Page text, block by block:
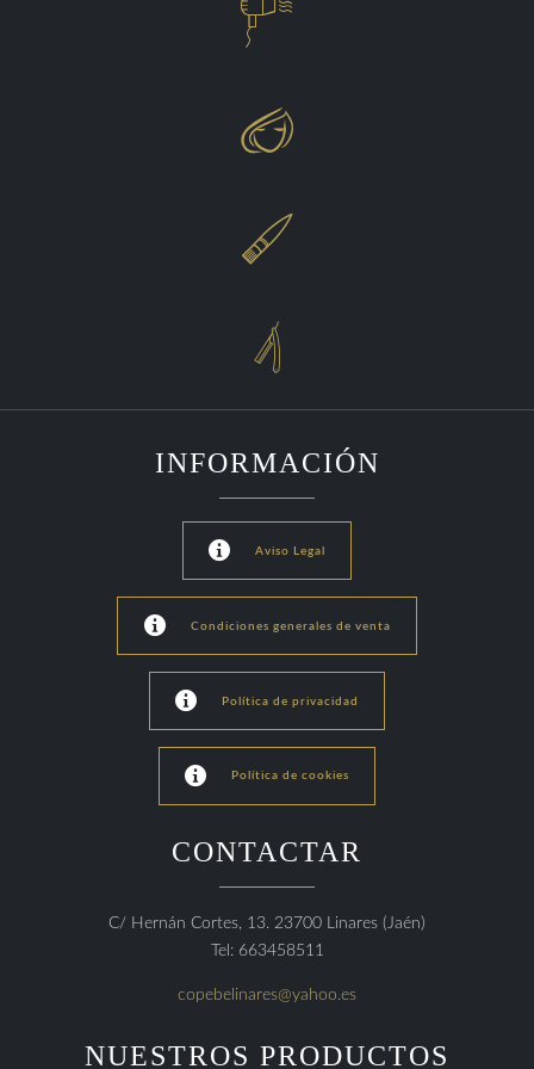




INFORMACIÓN
 Aviso Legal
 Condiciones generales de venta
 Política de privacidad
 Política de cookies
CONTACTAR
C/ Hernán Cortes, 13. 23700 Linares (Jaén)
Tel: 663458511
copebelinares@yahoo.es
NUESTROS PRODUCTOS